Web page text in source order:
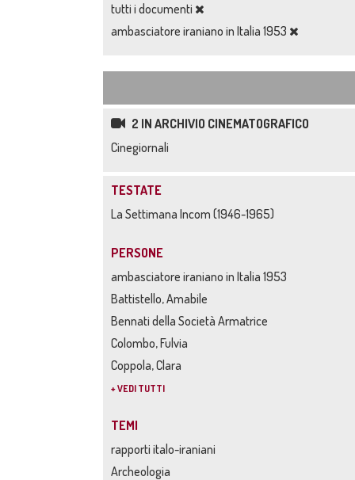
tutti i documenti
ambasciatore iraniano in Italia 1953
2 IN ARCHIVIO CINEMATOGRAFICO
Cinegiornali
TESTATE
La Settimana Incom (1946-1965)
PERSONE
ambasciatore iraniano in Italia 1953
Battistello, Amabile
Bennati della Società Armatrice
Colombo, Fulvia
Coppola, Clara
+ VEDI TUTTI
TEMI
rapporti italo-iraniani
Archeologia